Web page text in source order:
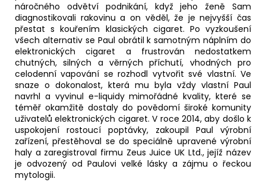
náročného odvětví podnikání, když jeho ženě Sam
diagnostikovali rakovinu a on věděl, že je nejvyšší čas
přestat s kouřením klasických cigaret. Po vyzkoušení
všech alternativ se Paul obrátil k samotným náplním do
elektronických cigaret a frustrován nedostatkem
chutných, silných a věrných příchutí, vhodných pro
celodenní vapování se rozhodl vytvořit své vlastní. Ve
snaze o dokonalost, která mu byla vždy vlastní Paul
navrhl a vyvinul e-liquidy mimořádné kvality, které se
téměř okamžitě dostaly do povědomí široké komunity
uživatelů elektronických cigaret. V roce 2014, aby došlo k
uspokojení rostoucí poptávky, zakoupil Paul výrobní
zařízení, přestěhoval se do speciálně upravené výrobní
haly a zaregistroval firmu Zeus Juice UK Ltd., jejíž název
je odvozený od Paulovi velké lásky a zájmu o řeckou
mytologii.